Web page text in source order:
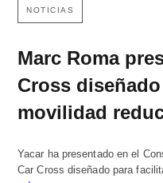
NOTICIAS
Marc Roma
Cross
movilidad
Yacar ha presentado en el
Car Cross diseñado para